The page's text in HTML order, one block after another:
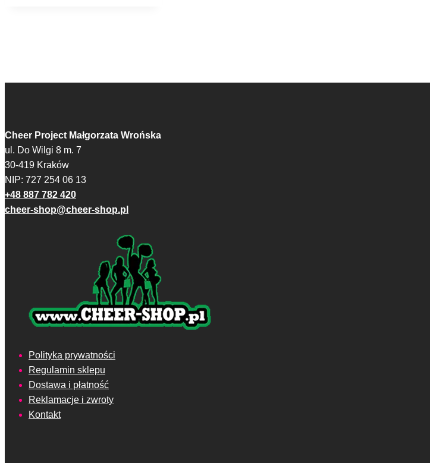
Cheer Project Małgorzata Wrońska
ul. Do Wilgi 8 m. 7
30-419 Kraków
NIP: 727 254 06 13
+48 887 782 420
cheer-shop@cheer-shop.pl
Polityka prywatności
Regulamin sklepu
Dostawa i płatność
Reklamacje i zwroty
Kontakt